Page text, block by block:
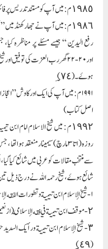
١٩٨٥م : میں آپ کو مستند تدریس پر فائز کیا گیا ۔(؃۷۵ )
١٩٨٦م : میں آپ نے جھارکھنڈ میں
رفع الیدین “ جیسے مسئلے پر مناظرہ
اور ۲۰-۲۲ گھر رب العزت کی توفیق
ہوۓ ۔ ( ؃٧٤ )
۱۹۹۱م : میں آپ کی ایک اور کاوش ”
اصل کتاب )
١٩٩٢م : میں شیخ الاسلام امام ابن
روزہ (۱ تا ۳ مارچ ) سیمینار
سےمنتخب مقالات کو عربی میں شائع کیا
شائع ہوۓ ، شیخ رحمہ اللہ نے درج ذیل
۱- شيخ الإسلام ابن تيمية و تطورات الفقه الإسلامي (از دكتور ظفر الإسلام )
٢- موقف ابن تيمية في فقه الإسلامي ( از نعيم الرحمن )
٣- شيخ الإسلام ابن تيمية ورأيك
( ؃٤٩ )